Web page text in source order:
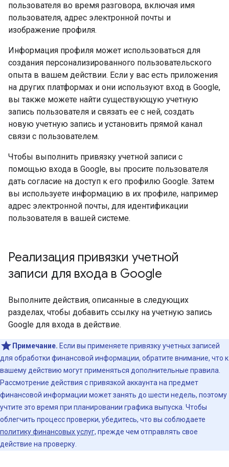
пользователя во время разговора, включая имя
пользователя, адрес электронной почты и
изображение профиля.
Информация профиля может использоваться для
создания персонализированного пользовательского
опыта в вашем действии. Если у вас есть приложения
на других платформах и они используют вход в Google,
вы также можете найти существующую учетную
запись пользователя и связать ее с ней, создать
новую учетную запись и установить прямой канал
связи с пользователем.
Чтобы выполнить привязку учетной записи с
помощью входа в Google, вы просите пользователя
дать согласие на доступ к его профилю Google. Затем
вы используете информацию в их профиле, например
адрес электронной почты, для идентификации
пользователя в вашей системе.
Реализация привязки учетной
записи для входа в Google
Выполните действия, описанные в следующих
разделах, чтобы добавить ссылку на учетную запись
Google для входа в действие.
Примечание. Если вы применяете привязку учетных записей
для обработки финансовой информации, обратите внимание, что к
вашему действию могут применяться дополнительные правила.
Рассмотрение действия с привязкой аккаунта на предмет
финансовой информации может занять до шести недель, поэтому
учтите это время при планировании графика выпуска. Чтобы
облегчить процесс проверки, убедитесь, что вы соблюдаете
политику финансовых услуг, прежде чем отправлять свое
действие на проверку.